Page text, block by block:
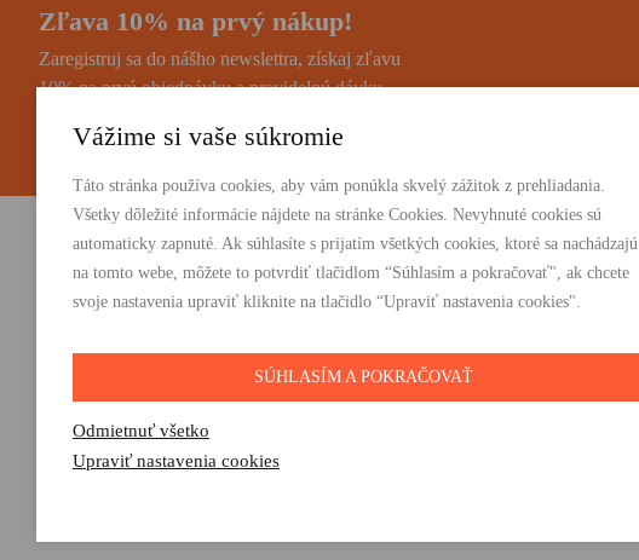
Zľava 10% na prvý nákup!
Zaregistruj sa do nášho newslettra, získaj zľavu
10% na prvú objednávku a pravidelnú dávku
Vydavateľstvo Absynt s.r.o.
Suvorovova 2683/30C, 010 01 Žilina
PRODUKTY:
Knihy
Darčeky
Vážime si vaše súkromie
Táto stránka používa cookies, aby vám ponúkla skvelý zážitok z prehliadania.
Všetky dôležité informácie nájdete na stránke Cookies. Nevyhnuté cookies sú
automaticky zapnuté. Ak súhlasíte s prijatím všetkých cookies, ktoré sa nachádzajú
na tomto webe, môžete to potvrdiť tlačidlom “Súhlasím a pokračovať", ak chcete
svoje nastavenia upraviť kliknite na tlačidlo “Upraviť nastavenia cookies".
SÚHLASÍM A POKRAČOVAŤ
Odmietnuť všetko
Upraviť nastavenia cookies